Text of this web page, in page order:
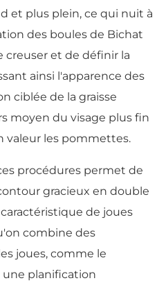
et plus plein, ce qui nuit à
des boules de Bichat
creuser et de définir la
ainsi l'apparence des
ciblée de la graisse
moyen du visage plus fin
les pommettes.
procédures permet de
gracieux en double
de joues
combine des
joues, comme le
une planification